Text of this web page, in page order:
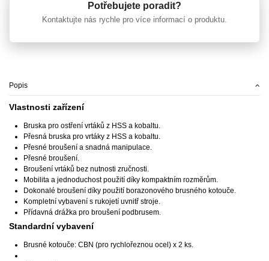
Potřebujete poradit?
Kontaktujte nás rychle pro více informací o produktu.
Popis
Vlastnosti zařízení
Bruska pro ostření vrtáků z HSS a kobaltu.
Přesná bruska pro vrtáky z HSS a kobaltu.
Přesné broušení a snadná manipulace.
Přesné broušení.
Broušení vrtáků bez nutnosti zručnosti.
Mobilita a jednoduchost použití díky kompaktním rozměrům.
Dokonalé broušení díky použití borazonového brusného kotouče.
Kompletní vybavení s rukojetí uvnitř stroje.
Přídavná drážka pro broušení podbrusem.
Standardní vybavení
Brusné kotouče: CBN (pro rychlořeznou ocel) x 2 ks.